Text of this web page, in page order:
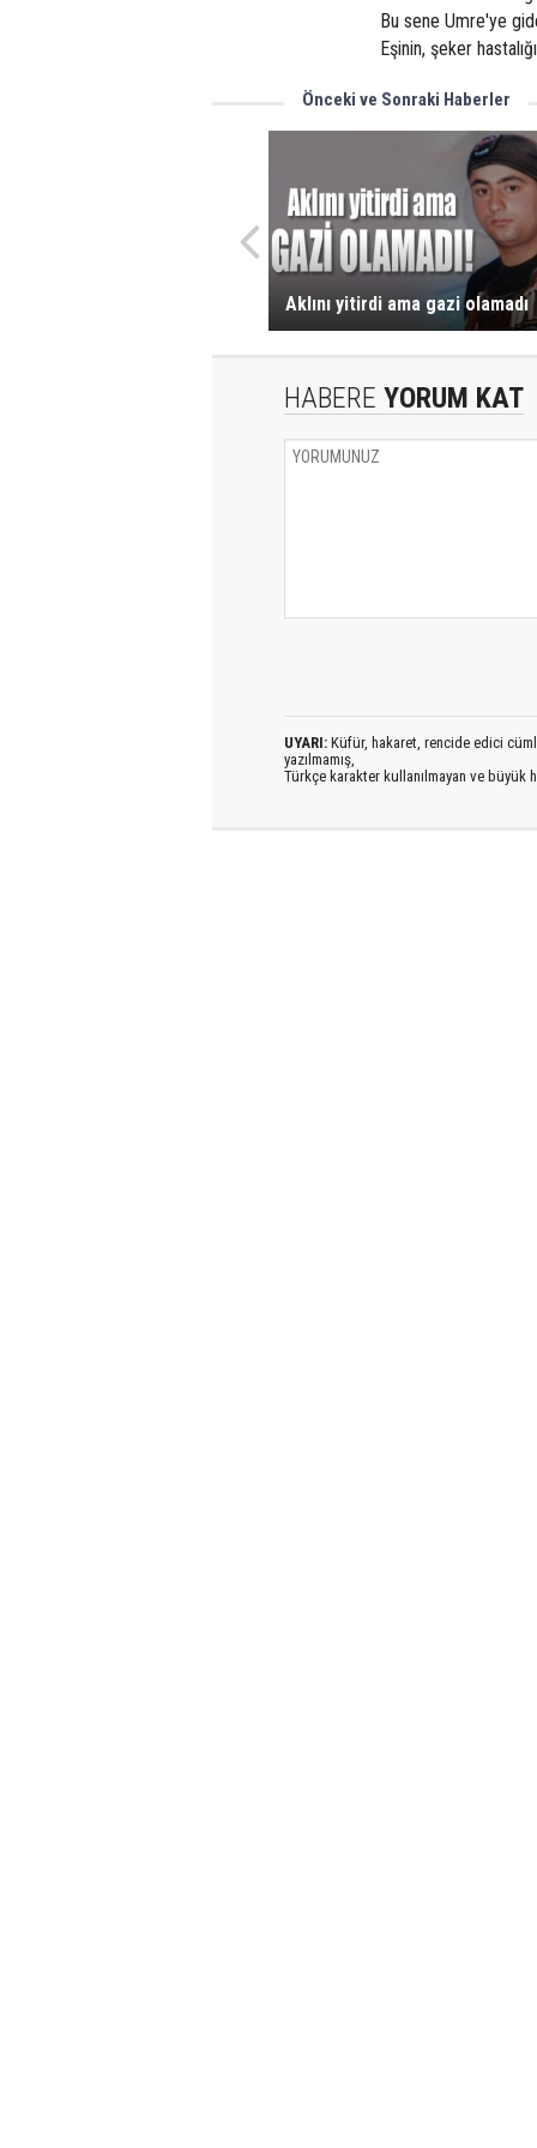
Bu sene Umre'ye
Eşinin, şeker
Önceki ve Sonraki Haberler
Aklını yitirdi ama gazi olamadı
HABERE YORUM KAT
UYARI: Küfür, hakaret, rencide edici
yazılmamış,
Türkçe karakter kullanılmayan ve büyük